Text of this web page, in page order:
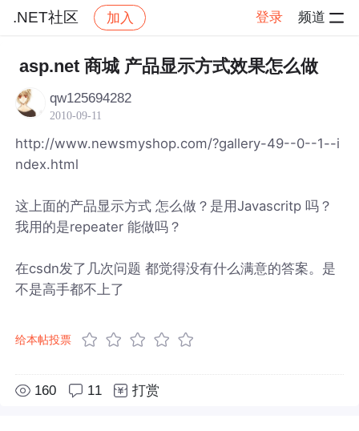
.NET社区 加入 登录 频道
.NET社区 帖子详情
asp.net 商城 产品显示方式效果怎么做
qw125694282
2010-09-11
http://www.newsmyshop.com/?gallery-49--0--1--i
ndex.html
这上面的产品显示方式 怎么做？是用Javascritp 吗？
我用的是repeater 能做吗？
在csdn发了几次问题 都觉得没有什么满意的答案。是
不是高手都不上了
给本帖投票
160 11 打赏